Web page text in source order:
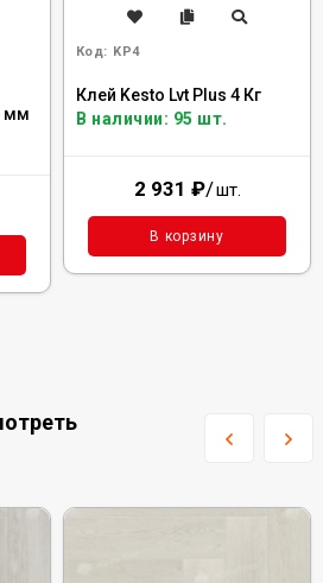
мм
Код: KP4
Клей Kesto Lvt Plus 4 Кг
В наличии: 95 шт.
2 931 ₽/шт.
В корзину